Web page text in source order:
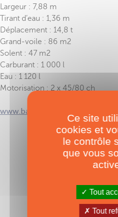
Largeur : 7,88 m
Tirant d’eau : 1,36 m
Déplacement : 14,8 t
Grand-voile : 86 m2
Solent : 47 m2
Carburant : 1 000 l
Eau : 1 120 l
Motorisation : 2 x 45/80 ch
www.bali-catamarans.com
Ce site
cookies et
le contrôle
que vous
Tout
Tout